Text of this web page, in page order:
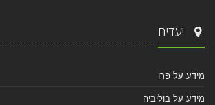
יעדים
מידע על פרו
מידע על בוליביה